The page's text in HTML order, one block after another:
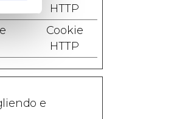
HTTP
Cookie
HTTP
e